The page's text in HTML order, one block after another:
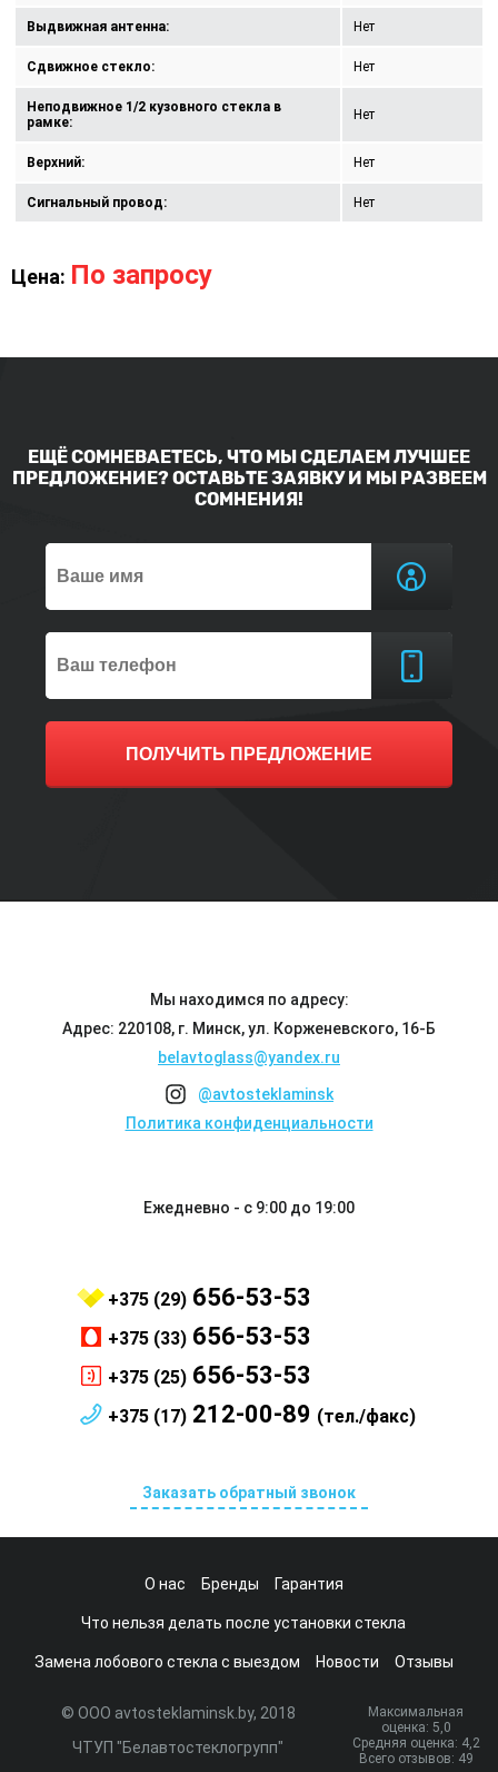
Выдвижная антенна: Нет
Сдвижное стекло: Нет
Неподвижное 1/2 кузовного стекла в
рамке:
Нет
Верхний: Нет
Сигнальный провод: Нет
Цена: По запросу
ЕЩЁ СОМНЕВАЕТЕСЬ, ЧТО МЫ СДЕЛАЕМ ЛУЧШЕЕ
ПРЕДЛОЖЕНИЕ? ОСТАВЬТЕ ЗАЯВКУ И МЫ РАЗВЕЕМ
СОМНЕНИЯ!
ПОЛУЧИТЬ ПРЕДЛОЖЕНИЕ
Мы находимся по адресу:
Адрес: 220108, г. Минск, ул. Корженевского, 16-Б
belavtoglass@yandex.ru
@avtosteklaminsk
Политика конфиденциальности
Ежедневно - с 9:00 до 19:00
+375 (29) 656-53-53
+375 (33) 656-53-53
+375 (25) 656-53-53
+375 (17) 212-00-89 (тел./факс)
Заказать обратный звонок
О нас Бренды Гарантия
Что нельзя делать после установки стекла
Замена лобового стекла с выездом Новости Отзывы
© ООО avtosteklaminsk.by, 2018
ЧТУП "Белавтостеклогрупп"
Максимальная
оценка: 5,0
Средняя оценка: 4,2
Всего отзывов: 49